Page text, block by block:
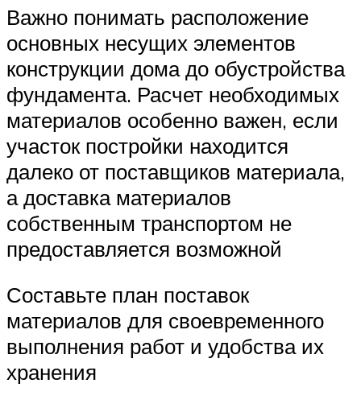
Важно понимать расположение
основных несущих элементов
конструкции дома до обустройства
фундамента. Расчет необходимых
материалов особенно важен, если
участок постройки находится
далеко от поставщиков материала,
а доставка материалов
собственным транспортом не
предоставляется возможной
Составьте план поставок
материалов для своевременного
выполнения работ и удобства их
хранения